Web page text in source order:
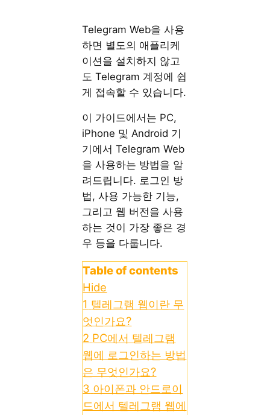
Telegram Web을 사용
하면 별도의 애플리케
이션을 설치하지 않고
도 Telegram 계정에 쉽
게 접속할 수 있습니다.
이 가이드에서는 PC,
iPhone 및 Android 기
기에서 Telegram Web
을 사용하는 방법을 알
려드립니다. 로그인 방
법, 사용 가능한 기능,
그리고 웹 버전을 사용
하는 것이 가장 좋은 경
우 등을 다룹니다.
Table of contents
Hide
1 텔레그램 웹이란 무
엇인가요?
2 PC에서 텔레그램
웹에 로그인하는 방법
은 무엇인가요?
3 아이폰과 안드로이
드에서 텔레그램 웹에